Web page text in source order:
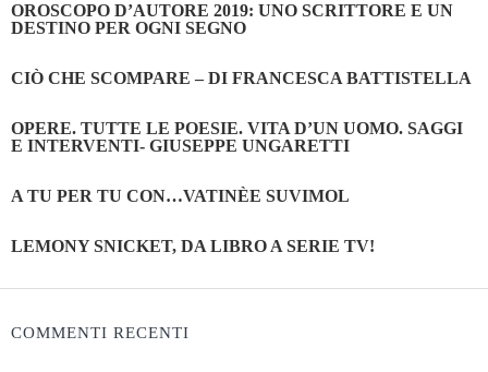
OROSCOPO D’AUTORE 2019: UNO SCRITTORE E UN
DESTINO PER OGNI SEGNO
CIÒ CHE SCOMPARE – DI FRANCESCA BATTISTELLA
OPERE. TUTTE LE POESIE. VITA D’UN UOMO. SAGGI
E INTERVENTI- GIUSEPPE UNGARETTI
A TU PER TU CON…VATINÈE SUVIMOL
LEMONY SNICKET, DA LIBRO A SERIE TV!
COMMENTI RECENTI